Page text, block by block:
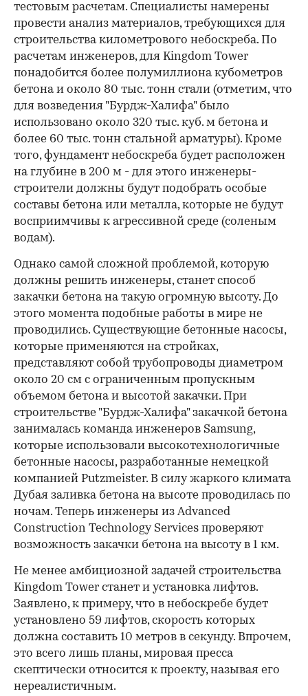
тестовым расчетам. Специалисты намерены
провести анализ материалов, требующихся для
строительства километрового небоскреба. По
расчетам инженеров, для Kingdom Tower
понадобится более полумиллиона кубометров
бетона и около 80 тыс. тонн стали (отметим, что
для возведения "Бурдж-Халифа" было
использовано около 320 тыс. куб. м бетона и
более 60 тыс. тонн стальной арматуры). Кроме
того, фундамент небоскреба будет расположен
на глубине в 200 м - для этого инженеры-
строители должны будут подобрать особые
составы бетона или металла, которые не будут
восприимчивы к агрессивной среде (соленым
водам).
Однако самой сложной проблемой, которую
должны решить инженеры, станет способ
закачки бетона на такую огромную высоту. До
этого момента подобные работы в мире не
проводились. Существующие бетонные насосы,
которые применяются на стройках,
представляют собой трубопроводы диаметром
около 20 см с ограниченным пропускным
объемом бетона и высотой закачки. При
строительстве "Бурдж-Халифа" закачкой бетона
занималась команда инженеров Samsung,
которые использовали высокотехнологичные
бетонные насосы, разработанные немецкой
компанией Putzmeister. В силу жаркого климата
Дубая заливка бетона на высоте проводилась по
ночам. Теперь инженеры из Advanced
Construction Technology Services проверяют
возможность закачки бетона на высоту в 1 км.
Не менее амбициозной задачей строительства
Kingdom Tower станет и установка лифтов.
Заявлено, к примеру, что в небоскребе будет
установлено 59 лифтов, скорость которых
должна составить 10 метров в секунду. Впрочем,
это всего лишь планы, мировая пресса
скептически относится к проекту, называя его
нереалистичным.